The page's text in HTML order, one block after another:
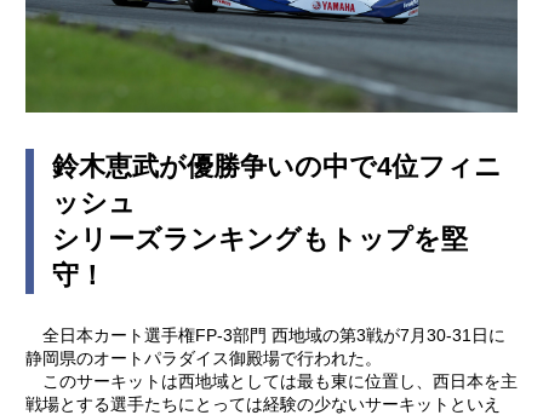
鈴木恵武が優勝争いの中で4位フィニ
ッシュ
シリーズランキングもトップを堅
守！
全日本カート選手権FP-3部門 西地域の第3戦が7月30-31日に
静岡県のオートパラダイス御殿場で行われた。
このサーキットは西地域としては最も東に位置し、西日本を主
戦場とする選手たちにとっては経験の少ないサーキットといえ